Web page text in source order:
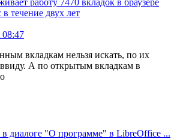
работу 7470 вкладок в браузере
течение двух лет
08:47
вкладкам нельзя искать, по их
А по открытым вкладкам в
диалоге "О программе" в LibreOffice ...